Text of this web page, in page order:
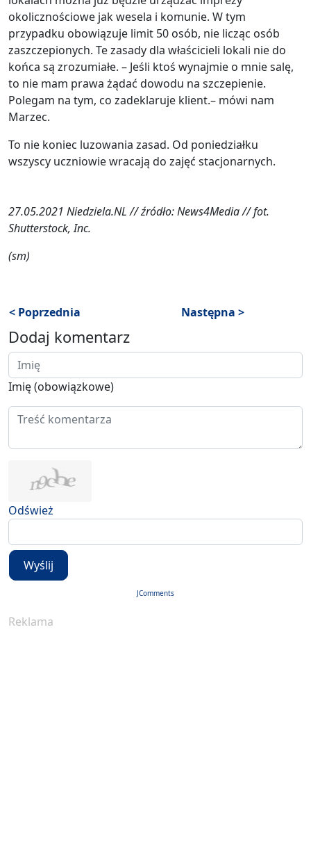
okolicznościowe jak wesela i komunie. W tym
przypadku obowiązuje limit 50 osób, nie licząc osób
zaszczepionych. Te zasady dla właścicieli lokali nie do
końca są zrozumiałe. – Jeśli ktoś wynajmie o mnie salę,
to nie mam prawa żądać dowodu na szczepienie.
Polegam na tym, co zadeklaruje klient.– mówi nam
Marzec.
To nie koniec luzowania zasad. Od poniedziałku
wszyscy uczniowie wracają do zajęć stacjonarnych.
27.05.2021 Niedziela.NL // źródło: News4Media // fot.
Shutterstock, Inc.
(sm)
< Poprzednia Następna >
Dodaj komentarz
Imię (obowiązkowe)
Odśwież
Wyślij
JComments
Reklama